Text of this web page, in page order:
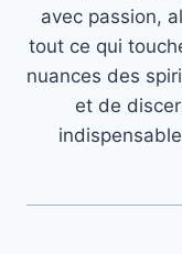
avec passion,
tout ce qui
nuances des
et de